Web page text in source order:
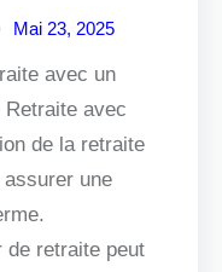
Mai 23, 2025
avec un
avec
de la retraite
une
de retraite peut